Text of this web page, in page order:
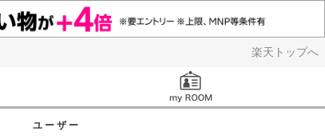
楽天トップへ
ユーザー